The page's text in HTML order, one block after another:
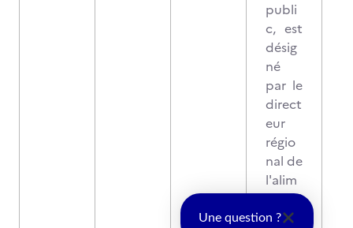
publi
c, est
désig
né
par le
direct
eur
régio
nal de
l'alim
entati
on,
Une question ?